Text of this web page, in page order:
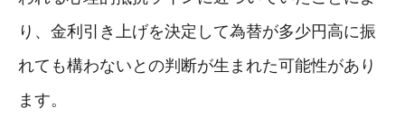
り、金利引き上げを決定して為替が多少円高に振
れても構わないとの判断が生まれた可能性があり
ます。